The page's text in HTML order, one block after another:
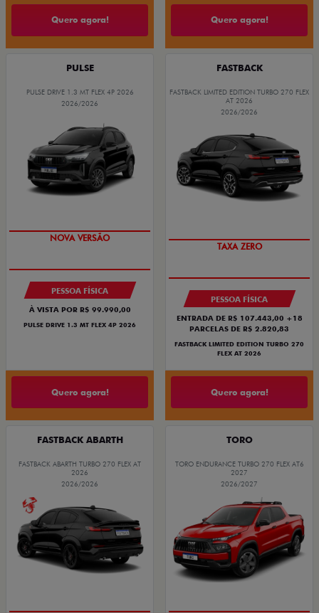
Quero agora! Quero agora!
PULSE
PULSE DRIVE 1.3 MT FLEX 4P 2026
2026/2026
PESSOA FÍSICA
À VISTA POR R$ 99.990,00
PULSE DRIVE 1.3 MT FLEX 4P 2026
Quero agora!
FASTBACK
FASTBACK LIMITED EDITION TURBO 270 FLEX
AT 2026
2026/2026
PESSOA FÍSICA
ENTRADA DE R$ 107.443,00 +18
PARCELAS DE R$ 2.820,83
FASTBACK LIMITED EDITION TURBO 270
FLEX AT 2026
Quero agora!
FASTBACK ABARTH
FASTBACK ABARTH TURBO 270 FLEX AT
2026
2026/2026
TORO
TORO ENDURANCE TURBO 270 FLEX AT6
2027
2026/2027